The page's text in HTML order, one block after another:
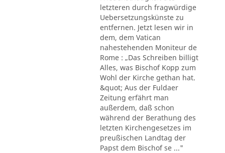
letzteren durch fragwürdige
Uebersetzungskünste zu
entfernen. Jetzt lesen wir in
dem, dem Vatican
nahestehenden Moniteur de
Rome : „Das Schreiben billigt
Alles, was Bischof Kopp zum
Wohl der Kirche gethan hat.
&quot; Aus der Fuldaer
Zeitung erfährt man
außerdem, daß schon
während der Berathung des
letzten Kirchengesetzes im
preußischen Landtag der
Papst dem Bischof se ..."